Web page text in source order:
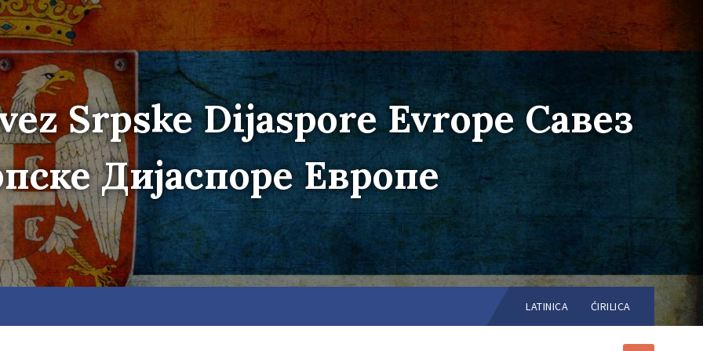
Srpske Dijaspore Evrope Савез
Дијаспоре Европе
Choose
language:
LATINICA ĆIRILICA